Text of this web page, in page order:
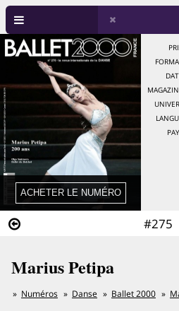
#275
Marius Petipa
Numéros Danse Ballet 2000